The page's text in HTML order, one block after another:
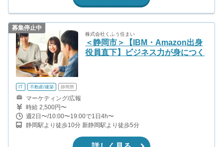
募集停止中
株式会社くふう住まい
＜静岡市＞【IBM・Amazon出身
役員直下】ビジネス力が身につく
IT 不動産/建築 静岡県
マーケティング/広報
時給 2,500円〜
週2日〜/10:00〜19:00で1日4h〜
静岡駅より徒歩10分 新静岡駅より徒歩5分